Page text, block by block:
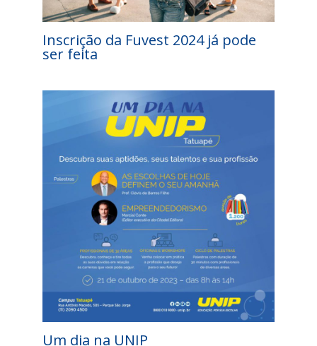
Inscrição da Fuvest 2024 já pode
ser feita
Um dia na UNIP